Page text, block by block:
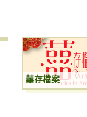
囍存檔案